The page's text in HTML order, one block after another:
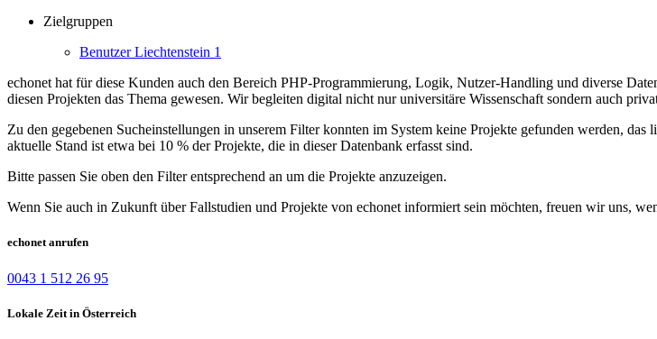
Zielgruppen
Benutzer Liechtenstein 1
echonet hat für diese Kunden auch den Bereich PHP-Programmierung, Logik, Nutzer-Handling und diverse
diesen Projekten das Thema gewesen. Wir begleiten digital nicht nur universitäre Wissenschaft sondern auch
Zu den gegebenen Sucheinstellungen in unserem Filter konnten im System keine Projekte gefunden werden,
aktuelle Stand ist etwa bei 10 % der Projekte, die in dieser Datenbank erfasst sind.
Bitte passen Sie oben den Filter entsprechend an um die Projekte anzuzeigen.
Wenn Sie auch in Zukunft über Fallstudien und Projekte von echonet informiert sein möchten, freuen wir uns,
echonet anrufen
0043 1 512 26 95
Lokale Zeit in Österreich